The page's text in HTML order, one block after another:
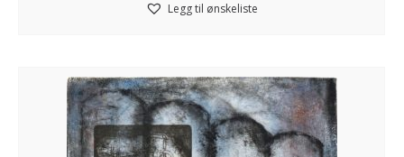
Legg til ønskeliste